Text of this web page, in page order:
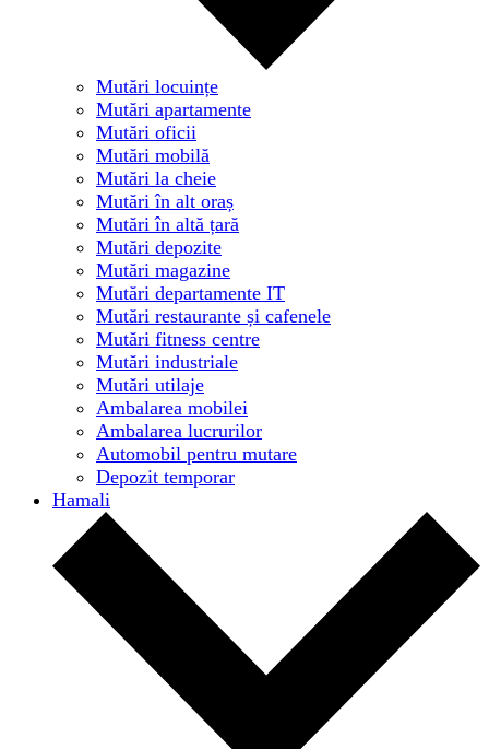
Mutări locuințe
Mutări apartamente
Mutări oficii
Mutări mobilă
Mutări la cheie
Mutări în alt oraș
Mutări în altă țară
Mutări depozite
Mutări magazine
Mutări departamente IT
Mutări restaurante și cafenele
Mutări fitness centre
Mutări industriale
Mutări utilaje
Ambalarea mobilei
Ambalarea lucrurilor
Automobil pentru mutare
Depozit temporar
Hamali